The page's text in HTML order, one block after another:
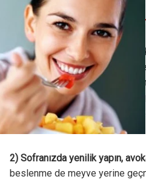
beslenme düzeninde yetişkin
%25-30’unun yağdan
1)Tamamen yağsız
yakılmasına engel olur. Yani
tamamen çıkartırsanız
Sağlıklı yağlar olan;
gibi yağlara belirli miktarlarda
vermelisiniz.
2) Sofranızda yenilik yapın,
beslenme de meyve yerine